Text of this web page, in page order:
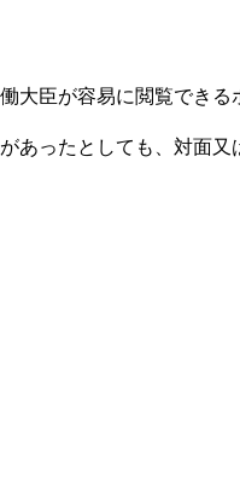
臣が容易に閲覧できる
ったとしても、対面又